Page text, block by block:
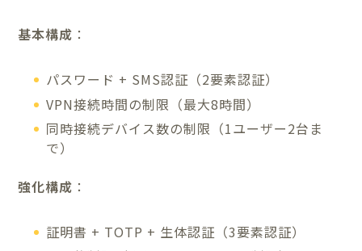
基本構成 ：
パスワード + SMS認証（2要素認証）
VPN接続時間の制限（最大8時間）
同時接続デバイス数の制限（1ユーザー2台ま
で）
強化構成 ：
証明書 + TOTP + 生体認証（3要素認証）